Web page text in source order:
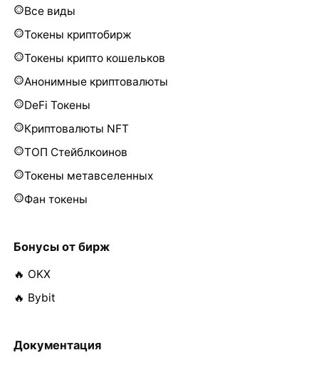
Все виды
Токены криптобирж
Токены крипто кошельков
Анонимные криптовалюты
DeFi Токены
Криптовалюты NFT
ТОП Стейблкоинов
Токены метавселенных
Фан токены
Бонусы от бирж
🔥 OKX
🔥 Bybit
Документация